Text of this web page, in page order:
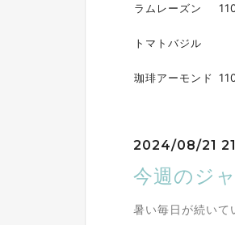
ラムレーズン
トマトバジル
珈琲アーモンド
2024/08/21
今週のジ
暑い毎日が続いて